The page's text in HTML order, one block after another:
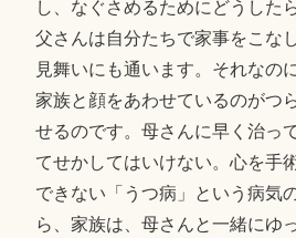
し、なぐさめるためにどうした
父さんは自分たちで家事をこな
見舞いにも通います。それなの
家族と顔をあわせているのがつ
せるのです。母さんに早く治っ
てせかしてはいけない。心を手
できない「うつ病」という病気
ら、家族は、母さんと一緒にゆ